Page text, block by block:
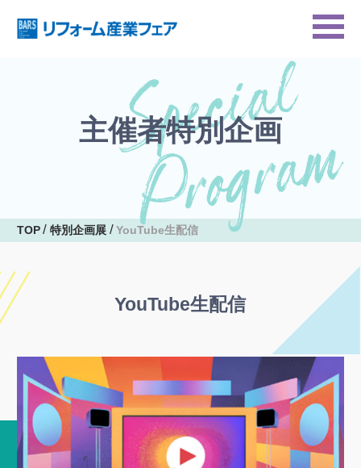
主催者特別企画
TOP 特別企画展 YouTube生配信
YouTube生配信